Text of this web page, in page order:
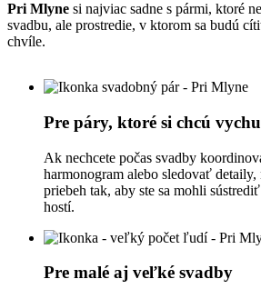
Pri Mlyne si najviac sadne s pármi, ktoré
svadbu, ale prostredie, v ktorom sa budú
chvíle.
Pre páry, ktoré si chcú
Ak nechcete počas svadby
harmonogram alebo sledovať detaily,
priebeh tak, aby ste sa mohli
hostí.
Pre malé aj veľké svadby